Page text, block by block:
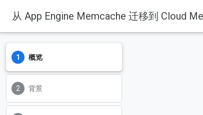
从 App Engine Memcache 迁移到 Cloud
概览
背景